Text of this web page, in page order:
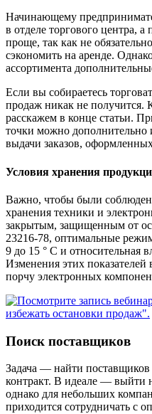
Начинающему
в отделе торгового центра,
проще, так как не
сэкономить на аренде.
ассортимента
Если вы собираетесь
продаж никак не
расскажем в конце статьи.
точки можно дополнительно
выдачи заказов,
Условия хранения
Важно, чтобы были
хранения техники и
закрытым, защищенным от
23216-78, оптимальные
9 до 15 ° С и относительная
Изменения этих
порчу электронных
Поиск поставщиков
Задача — найти
контракт. В идеале — выйти
однако для небольших
приходится сотрудничать с